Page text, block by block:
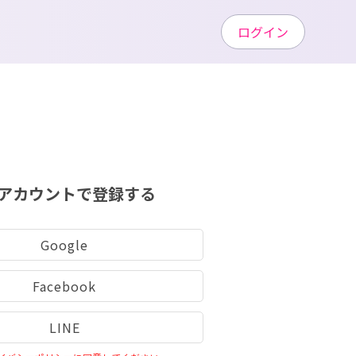
カウントで登録する
Google
Facebook
LINE
ログイン